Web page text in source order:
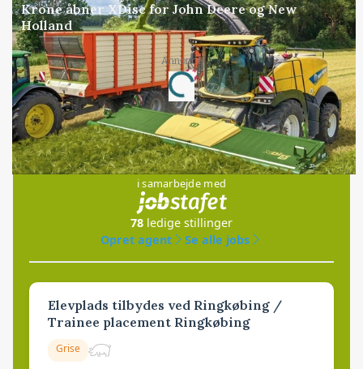
Krone åbner XDisc for John Deere og New
Holland
Annonce
Loading...
Jobs
i samarbejde med
78 ledige stillinger
Opret agent
Se alle jobs
Elevplads tilbydes ved Ringkøbing /
Trainee placement Ringkøbing
Grise